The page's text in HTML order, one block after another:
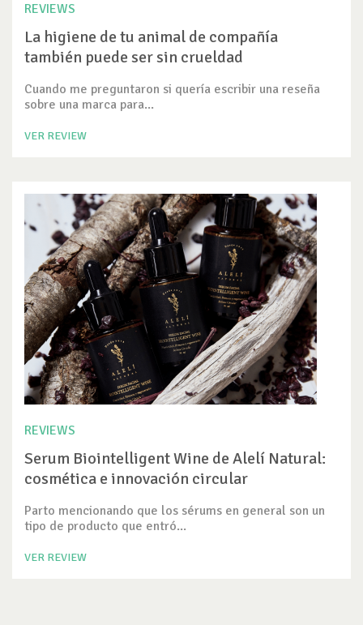
REVIEWS
La higiene de tu animal de compañía
también puede ser sin crueldad
Cuando me preguntaron si quería escribir una reseña
sobre una marca para...
VER REVIEW
REVIEWS
Serum Biointelligent Wine de Alelí Natural:
cosmética e innovación circular
Parto mencionando que los sérums en general son un
tipo de producto que entró...
VER REVIEW